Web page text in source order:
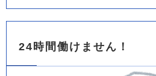
24時間働けません！